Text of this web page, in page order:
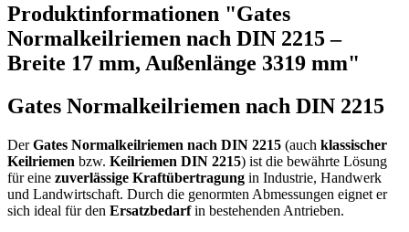
Produktinformationen "Gates
Normalkeilriemen nach DIN 2215 –
Breite 17 mm, Außenlänge 3319 mm"
Gates Normalkeilriemen nach DIN 2215
DerGates Normalkeilriemen nach DIN 2215 (auch klassischer
Keilriemen bzw. Keilriemen DIN 2215) ist die bewährte Lösung
für eine zuverlässige Kraftübertragung in Industrie, Handwerk
und Landwirtschaft. Durch die genormten Abmessungen eignet er
sich ideal für den Ersatzbedarfin bestehenden Antrieben.